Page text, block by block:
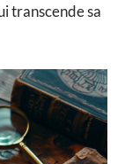
transcende sa